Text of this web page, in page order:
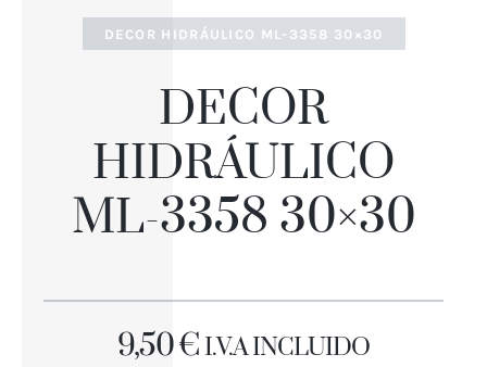
DECOR HIDRÁULICO ML-3358 30×30
DECOR
HIDRÁULICO
ML-3358 30×30
9,50€ I.V.A INCLUIDO